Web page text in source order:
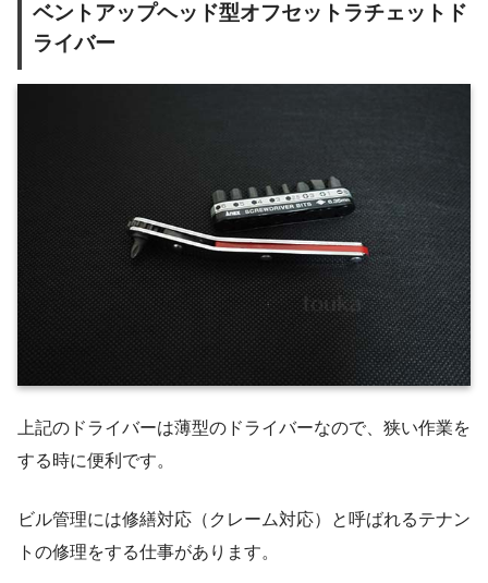
ベントアップヘッド型オフセットラチェットド
ライバー
上記のドライバーは薄型のドライバーなので、狭い作業を
する時に便利です。
ビル管理には修繕対応（クレーム対応）と呼ばれるテナン
トの修理をする仕事があります。